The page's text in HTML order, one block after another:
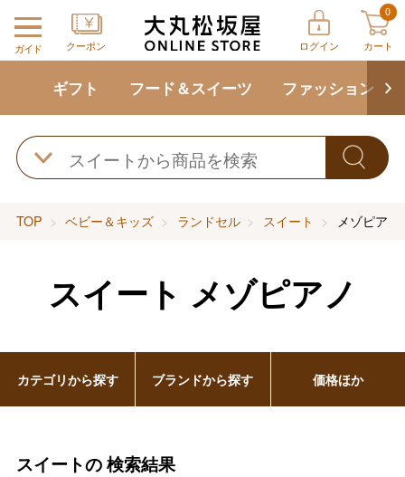
ガイド クーポン ログイン
0
カート
ギフト フード＆スイーツ ファッション
TOP ベビー＆キッズ ランドセル スイート メゾピアノ
スイート メゾピアノ
スイートの検索結果
カテゴリから探す ブランドから探す 価格ほか